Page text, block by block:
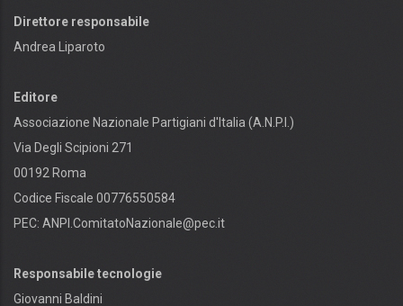
Direttore responsabile
Andrea Liparoto
Editore
Associazione Nazionale Partigiani d'Italia (A.N.P.I.)
Via Degli Scipioni 271
00192 Roma
Codice Fiscale 00776550584
PEC: ANPI.ComitatoNazionale@pec.it
Responsabile tecnologie
Giovanni Baldini